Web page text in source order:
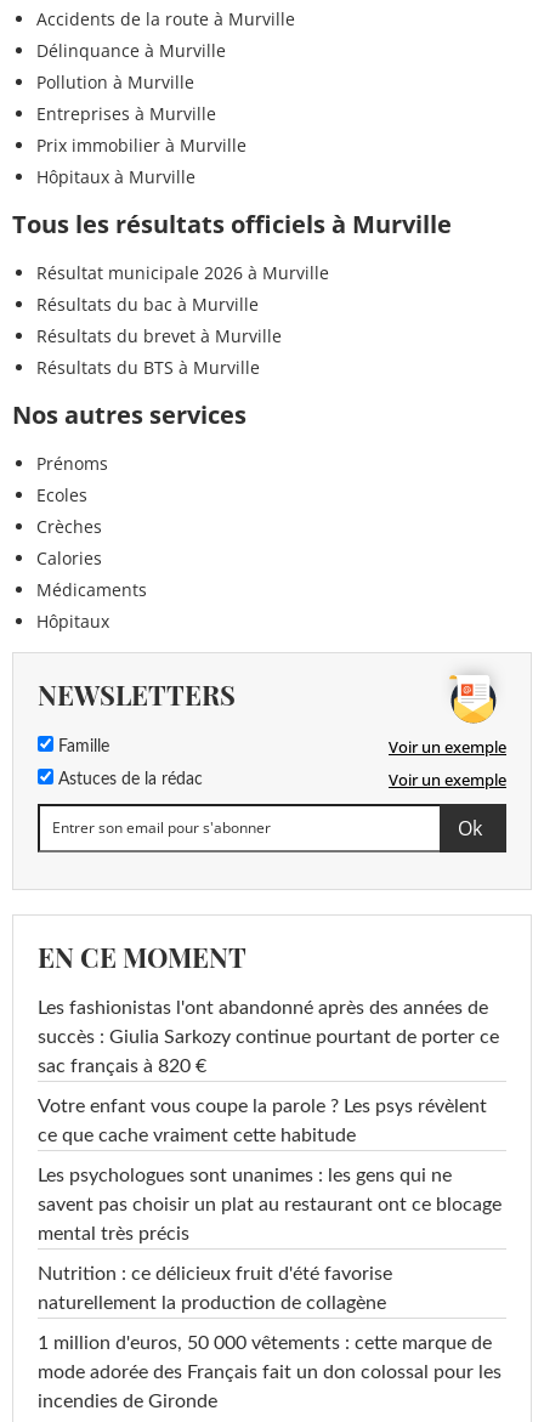
Accidents de la route à Murville
Délinquance à Murville
Pollution à Murville
Entreprises à Murville
Prix immobilier à Murville
Hôpitaux à Murville
Tous les résultats officiels à Murville
Résultat municipale 2026 à Murville
Résultats du bac à Murville
Résultats du brevet à Murville
Résultats du BTS à Murville
Nos autres services
Prénoms
Ecoles
Crèches
Calories
Médicaments
Hôpitaux
NEWSLETTERS
Famille Voir un exemple
Astuces de la rédac Voir un exemple
EN CE MOMENT
Les fashionistas l'ont abandonné après des années de
succès : Giulia Sarkozy continue pourtant de porter ce
sac français à 820 €
Votre enfant vous coupe la parole ? Les psys révèlent
ce que cache vraiment cette habitude
Les psychologues sont unanimes : les gens qui ne
savent pas choisir un plat au restaurant ont ce blocage
mental très précis
Nutrition : ce délicieux fruit d'été favorise
naturellement la production de collagène
1 million d'euros, 50 000 vêtements : cette marque de
mode adorée des Français fait un don colossal pour les
incendies de Gironde